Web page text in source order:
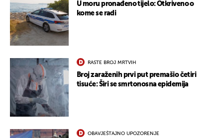
U moru pronađeno tijelo: Otkriveno o
kome se radi
RASTE BROJ MRTVIH
Broj zaraženih prvi put premašio četiri
tisuće: Širi se smrtonosna epidemija
OBAVJEŠTAJNO UPOZORENJE